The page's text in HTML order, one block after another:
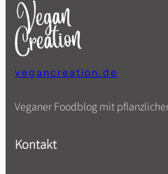
vegancreation.de
Veganer Foodblog mit
Kontakt